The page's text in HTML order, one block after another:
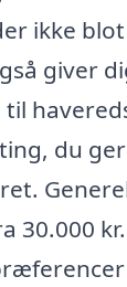
ikke
giver
du
30.000